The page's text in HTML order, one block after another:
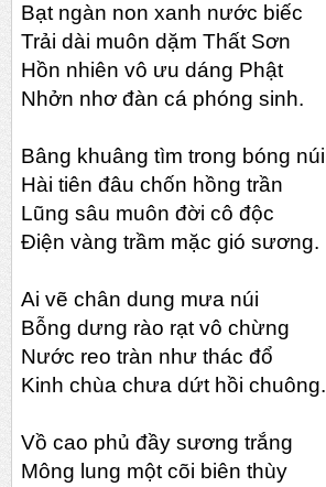
Bạt ngàn non xanh nước biếc
Trải dài muôn dặm Thất Sơn
Hồn nhiên vô ưu dáng Phật
Nhởn nhơ đàn cá phóng sinh.
Bâng khuâng tìm trong bóng núi
Hài tiên đâu chốn hồng trần
Lũng sâu muôn đời cô độc
Điện vàng trầm mặc gió sương.
Ai vẽ chân dung mưa núi
Bỗng dưng rào rạt vô chừng
Nước reo tràn như thác đổ
Kinh chùa chưa dứt hồi chuông.
Vồ cao phủ đầy sương trắng
Mông lung một cõi biên thùy